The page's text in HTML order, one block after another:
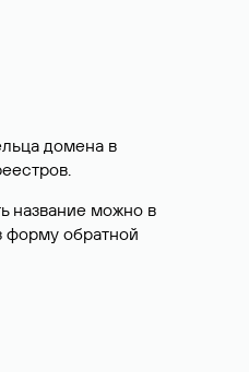
домена в
название можно в
форму обратной